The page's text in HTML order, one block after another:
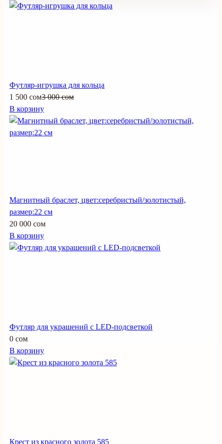
Футляр-игрушка для кольца
1 500 сом3 000 сом
В корзину
Магнитный браслет, цвет:серебристый/золотистый,
размер:22 см
20 000 сом
В корзину
Футляр для украшений с LED-подсветкой
0 сом
В корзину
Крест из красного золота 585